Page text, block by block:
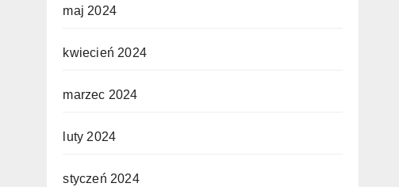
maj 2024
kwiecień 2024
marzec 2024
luty 2024
styczeń 2024